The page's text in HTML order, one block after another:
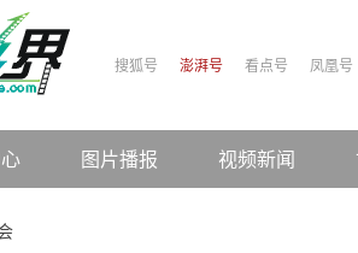
搜狐号 澎湃号 看点号 凤凰号
图片播报 视频新闻